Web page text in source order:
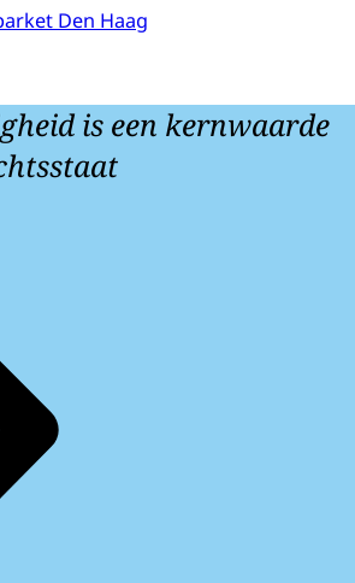
Den Haag
is een kernwaarde